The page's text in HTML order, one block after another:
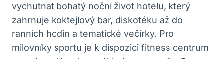
vychutnat bohatý noční život hotelu, který
zahrnuje koktejlový bar, diskotéku až do
ranních hodin a tematické večírky. Pro
milovníky sportu je k dispozici fitness centrum